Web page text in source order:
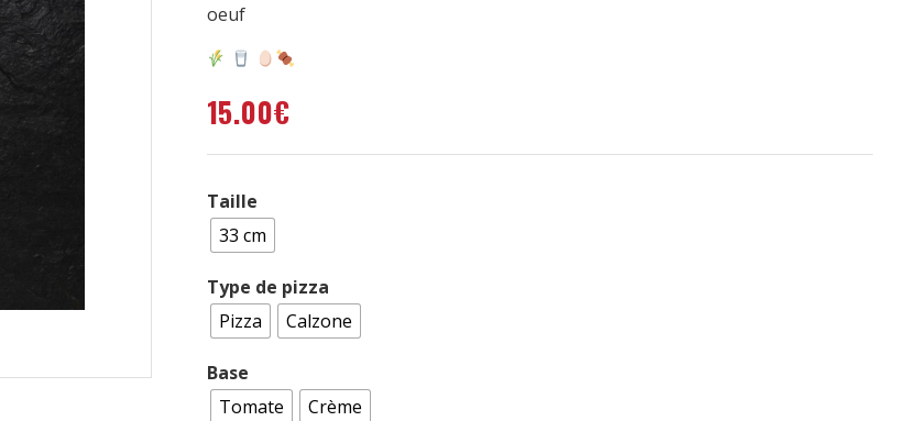
oeuf
15.00€
Taille
33 cm
Type de pizza
Pizza
Calzone
Base
Tomate
Crème